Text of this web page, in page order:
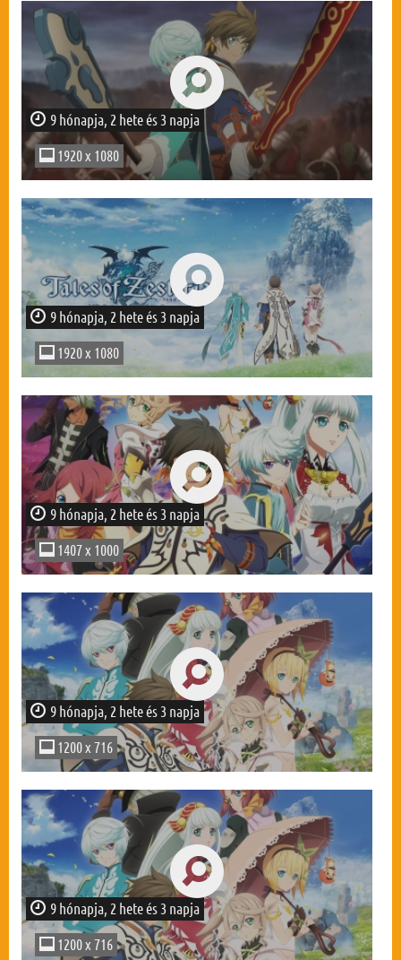
1920 x 1080
9 hónapja, 2 hete és 3 napja
1920 x 1080
9 hónapja, 2 hete és 3 napja
1407 x 1000
9 hónapja, 2 hete és 3 napja
1200 x 716
9 hónapja, 2 hete és 3 napja
1200 x 716
9 hónapja, 2 hete és 3 napja